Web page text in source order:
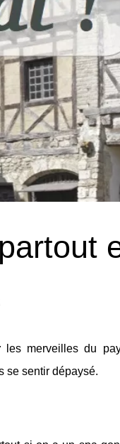
les merveilles du
se sentir dépaysé.